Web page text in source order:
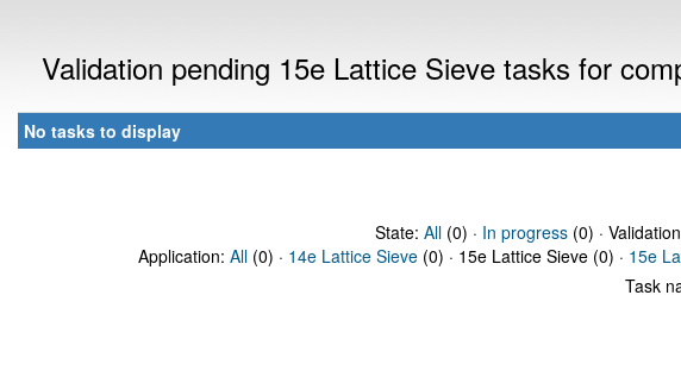
Validation pending 15e Lattice Sieve tasks for
No tasks to display
State: All(0) · In progress(0) ·
Application: All (0) · 14e Lattice Sieve (0) · 15e Lattice Sieve (0) · 15e
Task